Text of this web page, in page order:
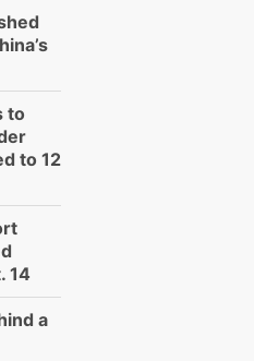
to
to 12
14
a